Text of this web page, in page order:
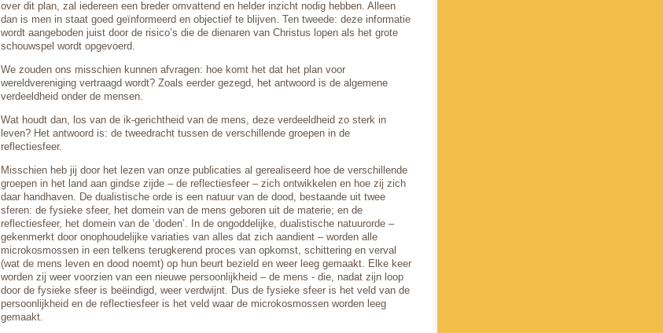
over dit plan, zal iedereen een breder omvattend en helder inzicht nodig hebben. Alleen
dan is men in staat goed geïnformeerd en objectief te blijven. Ten tweede: deze informatie
wordt aangeboden juist door de risico’s die de dienaren van Christus lopen als het grote
schouwspel wordt opgevoerd.
We zouden ons misschien kunnen afvragen: hoe komt het dat het plan voor
wereldvereniging vertraagd wordt? Zoals eerder gezegd, het antwoord is de algemene
verdeeldheid onder de mensen.
Wat houdt dan, los van de ik-gerichtheid van de mens, deze verdeeldheid zo sterk in
leven? Het antwoord is: de tweedracht tussen de verschillende groepen in de
reflectiesfeer.
Misschien heb jij door het lezen van onze publicaties al gerealiseerd hoe de verschillende
groepen in het land aan gindse zijde – de reflectiesfeer – zich ontwikkelen en hoe zij zich
daar handhaven. De dualistische orde is een natuur van de dood, bestaande uit twee
sferen: de fysieke sfeer, het domein van de mens geboren uit de materie; en de
reflectiesfeer, het domein van de ‘doden’. In de ongoddelijke, dualistische natuurorde –
gekenmerkt door onophoudelijke variaties van alles dat zich aandient – worden alle
microkosmossen in een telkens terugkerend proces van opkomst, schittering en verval
(wat de mens leven en dood noemt) op hun beurt bezield en weer leeg gemaakt. Elke keer
worden zij weer voorzien van een nieuwe persoonlijkheid – de mens - die, nadat zijn loop
door de fysieke sfeer is beëindigd, weer verdwijnt. Dus de fysieke sfeer is het veld van de
persoonlijkheid en de reflectiesfeer is het veld waar de microkosmossen worden leeg
gemaakt.